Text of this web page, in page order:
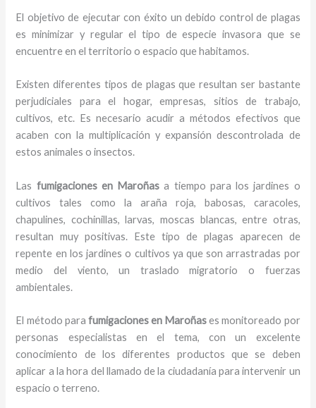
El objetivo de ejecutar con éxito un debido control de plagas
es minimizar y regular el tipo de especie invasora que se
encuentre en el territorio o espacio que habitamos.
Existen diferentes tipos de plagas que resultan ser bastante
perjudiciales para el hogar, empresas, sitios de trabajo,
cultivos, etc. Es necesario acudir a métodos efectivos que
acaben con la multiplicación y expansión descontrolada de
estos animales o insectos.
Las fumigaciones en Maroñas a tiempo para los jardines o
cultivos tales como la araña roja, babosas, caracoles,
chapulines, cochinillas, larvas, moscas blancas, entre otras,
resultan muy positivas. Este tipo de plagas aparecen de
repente en los jardines o cultivos ya que son arrastradas por
medio del viento, un traslado migratorio o fuerzas
ambientales.
El método para fumigacionesen Maroñases monitoreado por
personas especialistas en el tema, con un excelente
conocimiento de los diferentes productos que se deben
aplicar a la hora del llamado de la ciudadanía para intervenir un
espacio o terreno.